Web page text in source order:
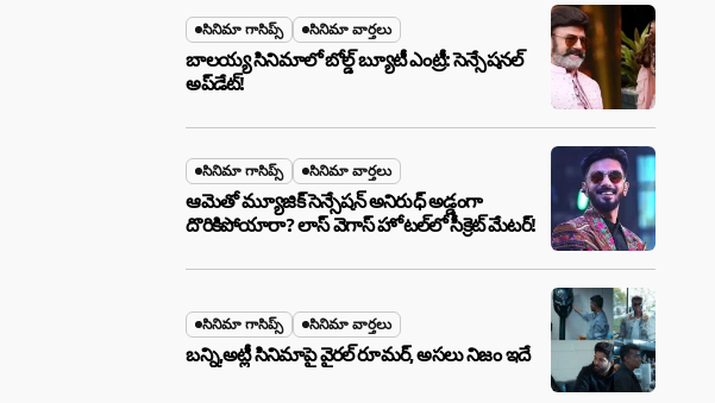
సినిమా గాసిప్స్ సినిమా వార్తలు
బాలయ్య సినిమాలో బోల్డ్ బ్యూటీ ఎంట్రీ: సెన్సేషనల్
అప్‌డేట్!
సినిమా గాసిప్స్ సినిమా వార్తలు
ఆమెతో మ్యూజిక్ సెన్సేషన్ అనిరుధ్ అడ్డంగా
దొరికిపోయారా? లాస్ వెగాస్ హోటల్‌లో సీక్రెట్ మేటర్!
సినిమా గాసిప్స్ సినిమా వార్తలు
బన్ని,అట్లీ సినిమాపై వైరల్ రూమర్, అసలు నిజం ఇదే